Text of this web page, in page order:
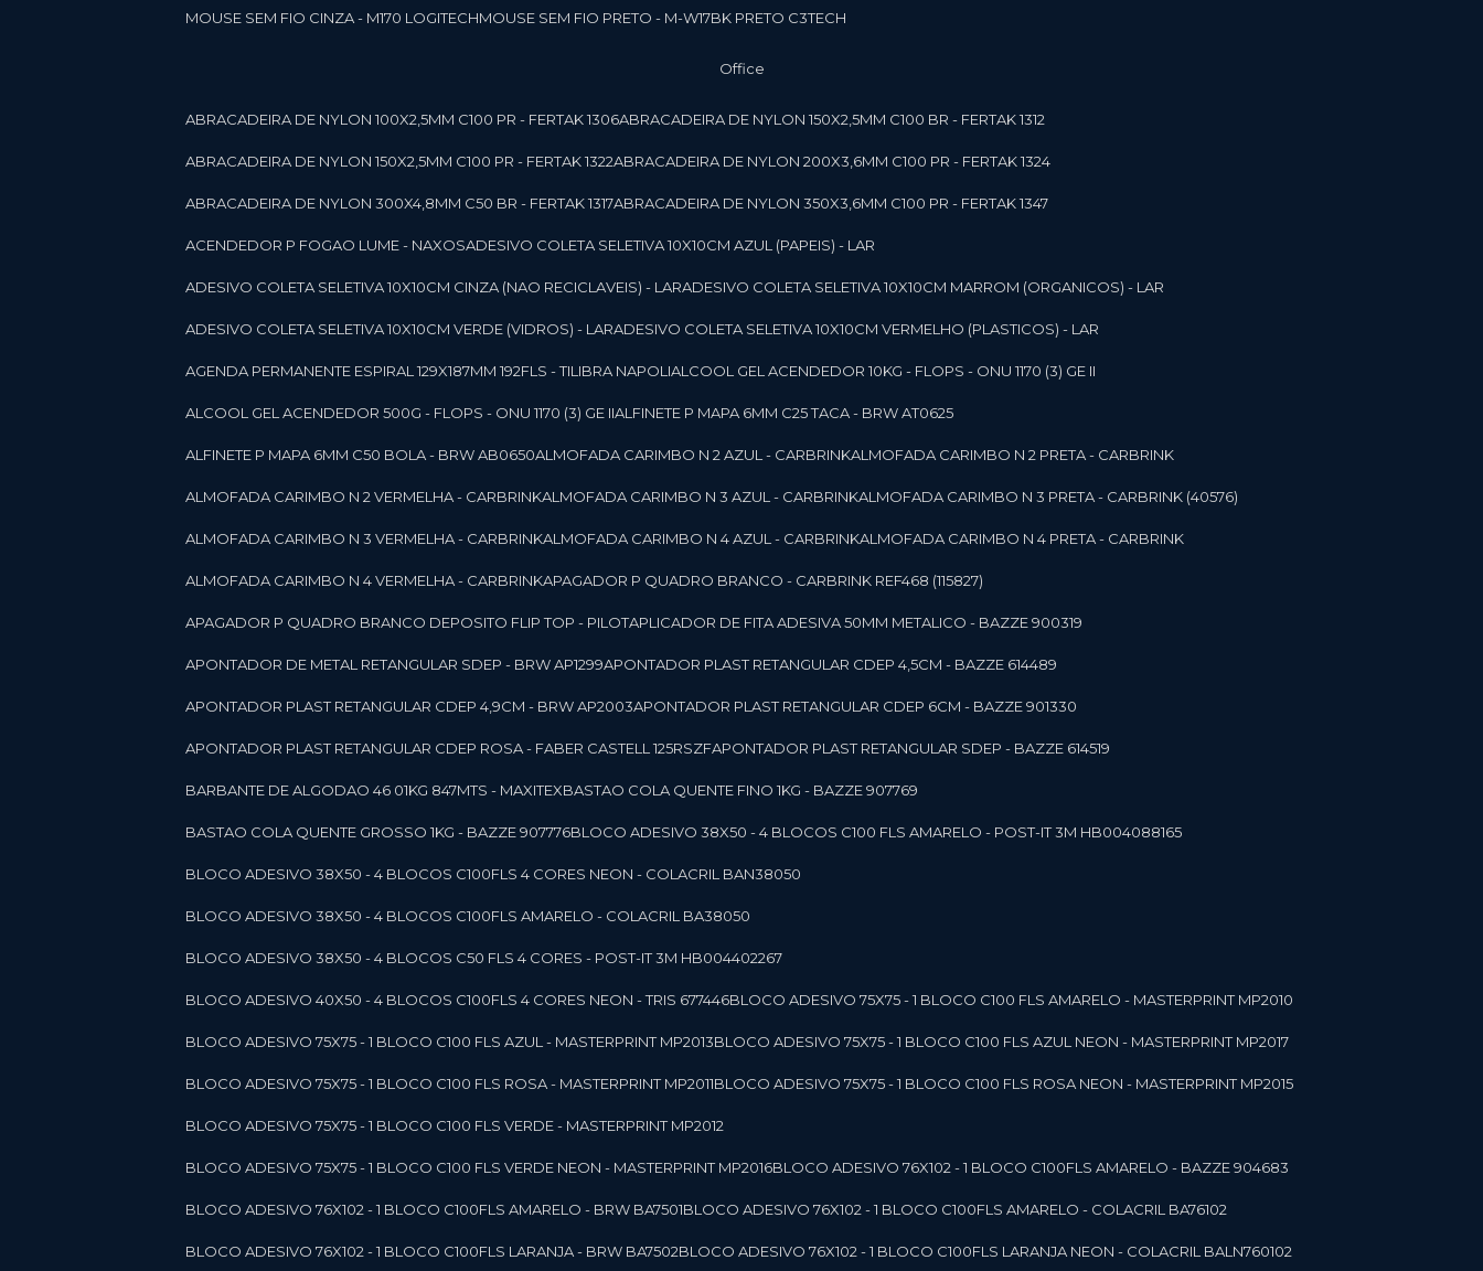
MOUSE SEM FIO CINZA - M170 LOGITECH MOUSE SEM FIO PRETO - M-W17BK PRETO C3TECH
Office
ABRACADEIRA DE NYLON 100X2,5MM C100 PR - FERTAK 1306 ABRACADEIRA DE NYLON 150X2,5MM C100 BR - FERTAK 1312
ABRACADEIRA DE NYLON 150X2,5MM C100 PR - FERTAK 1322 ABRACADEIRA DE NYLON 200X3,6MM C100 PR - FERTAK 1324
ABRACADEIRA DE NYLON 300X4,8MM C50 BR - FERTAK 1317 ABRACADEIRA DE NYLON 350X3,6MM C100 PR - FERTAK 1347
ACENDEDOR P FOGAO LUME - NAXOS ADESIVO COLETA SELETIVA 10X10CM AZUL (PAPEIS) - LAR
ADESIVO COLETA SELETIVA 10X10CM CINZA (NAO RECICLAVEIS) - LAR ADESIVO COLETA SELETIVA 10X10CM MARROM (ORGANICOS) - LAR
ADESIVO COLETA SELETIVA 10X10CM VERDE (VIDROS) - LAR ADESIVO COLETA SELETIVA 10X10CM VERMELHO (PLASTICOS) - LAR
AGENDA PERMANENTE ESPIRAL 129X187MM 192FLS - TILIBRA NAPOLI ALCOOL GEL ACENDEDOR 10KG - FLOPS - ONU 1170 (3) GE II
ALCOOL GEL ACENDEDOR 500G - FLOPS - ONU 1170 (3) GE II ALFINETE P MAPA 6MM C25 TACA - BRW AT0625
ALFINETE P MAPA 6MM C50 BOLA - BRW AB0650 ALMOFADA CARIMBO N 2 AZUL - CARBRINK ALMOFADA CARIMBO N 2 PRETA - CARBRINK
ALMOFADA CARIMBO N 2 VERMELHA - CARBRINK ALMOFADA CARIMBO N 3 AZUL - CARBRINK ALMOFADA CARIMBO N 3 PRETA - CARBRINK (40576)
ALMOFADA CARIMBO N 3 VERMELHA - CARBRINK ALMOFADA CARIMBO N 4 AZUL - CARBRINK ALMOFADA CARIMBO N 4 PRETA - CARBRINK
ALMOFADA CARIMBO N 4 VERMELHA - CARBRINK APAGADOR P QUADRO BRANCO - CARBRINK REF468 (115827)
APAGADOR P QUADRO BRANCO DEPOSITO FLIP TOP - PILOT APLICADOR DE FITA ADESIVA 50MM METALICO - BAZZE 900319
APONTADOR DE METAL RETANGULAR SDEP - BRW AP1299 APONTADOR PLAST RETANGULAR CDEP 4,5CM - BAZZE 614489
APONTADOR PLAST RETANGULAR CDEP 4,9CM - BRW AP2003 APONTADOR PLAST RETANGULAR CDEP 6CM - BAZZE 901330
APONTADOR PLAST RETANGULAR CDEP ROSA - FABER CASTELL 125RSZF APONTADOR PLAST RETANGULAR SDEP - BAZZE 614519
BARBANTE DE ALGODAO 46 01KG 847MTS - MAXITEX BASTAO COLA QUENTE FINO 1KG - BAZZE 907769
BASTAO COLA QUENTE GROSSO 1KG - BAZZE 907776 BLOCO ADESIVO 38X50 - 4 BLOCOS C100 FLS AMARELO - POST-IT 3M HB004088165
BLOCO ADESIVO 38X50 - 4 BLOCOS C100FLS 4 CORES NEON - COLACRIL BAN38050
BLOCO ADESIVO 38X50 - 4 BLOCOS C100FLS AMARELO - COLACRIL BA38050
BLOCO ADESIVO 38X50 - 4 BLOCOS C50 FLS 4 CORES - POST-IT 3M HB004402267
BLOCO ADESIVO 40X50 - 4 BLOCOS C100FLS 4 CORES NEON - TRIS 677446 BLOCO ADESIVO 75X75 - 1 BLOCO C100 FLS AMARELO - MASTERPRINT MP2010
BLOCO ADESIVO 75X75 - 1 BLOCO C100 FLS AZUL - MASTERPRINT MP2013 BLOCO ADESIVO 75X75 - 1 BLOCO C100 FLS AZUL NEON - MASTERPRINT MP2017
BLOCO ADESIVO 75X75 - 1 BLOCO C100 FLS ROSA - MASTERPRINT MP2011 BLOCO ADESIVO 75X75 - 1 BLOCO C100 FLS ROSA NEON - MASTERPRINT MP2015
BLOCO ADESIVO 75X75 - 1 BLOCO C100 FLS VERDE - MASTERPRINT MP2012
BLOCO ADESIVO 75X75 - 1 BLOCO C100 FLS VERDE NEON - MASTERPRINT MP2016 BLOCO ADESIVO 76X102 - 1 BLOCO C100FLS AMARELO - BAZZE 904683
BLOCO ADESIVO 76X102 - 1 BLOCO C100FLS AMARELO - BRW BA7501 BLOCO ADESIVO 76X102 - 1 BLOCO C100FLS AMARELO - COLACRIL BA76102
BLOCO ADESIVO 76X102 - 1 BLOCO C100FLS LARANJA - BRW BA7502 BLOCO ADESIVO 76X102 - 1 BLOCO C100FLS LARANJA NEON - COLACRIL BALN760102